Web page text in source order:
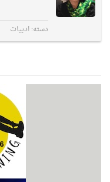
دسته:ادبیات